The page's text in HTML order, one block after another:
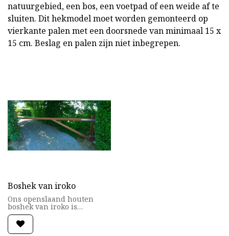
natuurgebied, een bos, een voetpad of een weide af te
sluiten. Dit hekmodel moet worden gemonteerd op
vierkante palen met een doorsnede van minimaal 15 x
15 cm. Beslag en palen zijn niet inbegrepen.
Boshek van iroko
Ons openslaand houten
boshek van iroko is
uitermate geschikt om de
toegang tot een
natuurgebied, een bos, een